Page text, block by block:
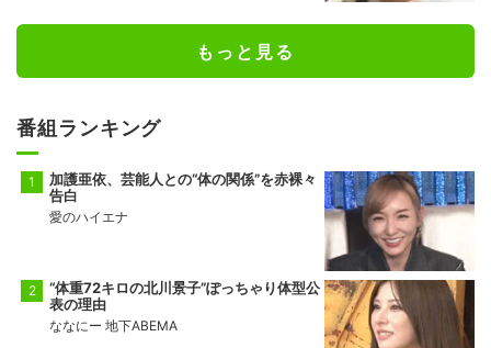
もっと見る
番組ランキング
加護亜依、芸能人との“体の関係”を赤裸々
告白
愛のハイエナ
“体重72キロの北川景子”ぽっちゃり体型公
表の理由
ななにー 地下ABEMA